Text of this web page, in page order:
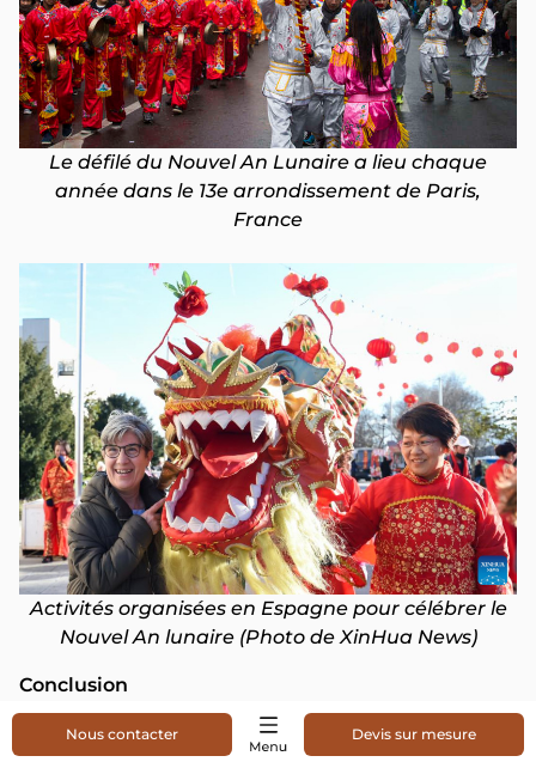
Le défilé du Nouvel An Lunaire a lieu chaque
année dans le 13e arrondissement de Paris,
France
Activités organisées en Espagne pour célébrer le
Nouvel An lunaire (Photo de XinHua News)
Conclusion
En explorant les célébrations du Nouvel An lunaire
en Asie, il devient évident que chaque pays
Nous contacter Devis sur mesure